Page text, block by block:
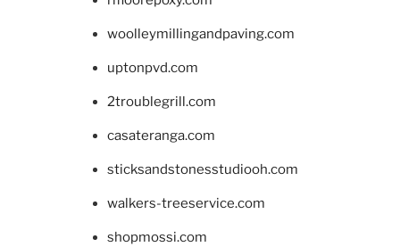
woolleymillingandpaving.com
uptonpvd.com
2troublegrill.com
casateranga.com
sticksandstonesstudiooh.com
walkers-treeservice.com
shopmossi.com